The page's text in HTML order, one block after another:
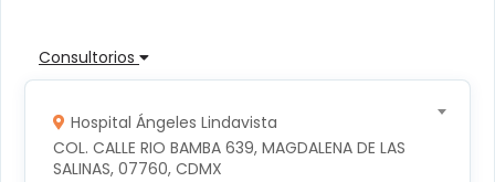
Consultorios
Hospital Ángeles Lindavista
COL. CALLE RIO BAMBA 639, MAGDALENA DE LAS
SALINAS, 07760, CDMX